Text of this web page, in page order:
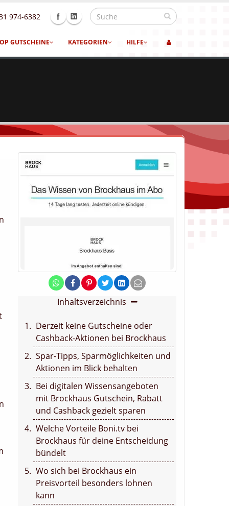
974-6382
GUTSCHEINE KATEGORIEN HILFE
Inhaltsverzeichnis
Derzeit keine Gutscheine oder
Cashback-Aktionen bei Brockhaus
Spar-Tipps, Sparmöglichkeiten und
Aktionen im Blick behalten
Bei digitalen Wissensangeboten
mit Brockhaus Gutschein, Rabatt
und Cashback gezielt sparen
Welche Vorteile Boni.tv bei
Brockhaus für deine Entscheidung
bündelt
Wo sich bei Brockhaus ein
Preisvorteil besonders lohnen
kann